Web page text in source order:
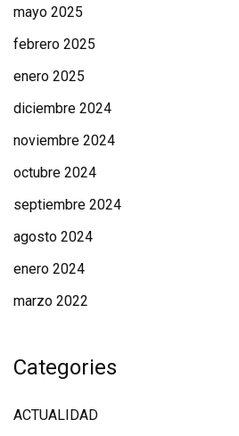
mayo 2025
febrero 2025
enero 2025
diciembre 2024
noviembre 2024
octubre 2024
septiembre 2024
agosto 2024
enero 2024
marzo 2022
Categories
ACTUALIDAD